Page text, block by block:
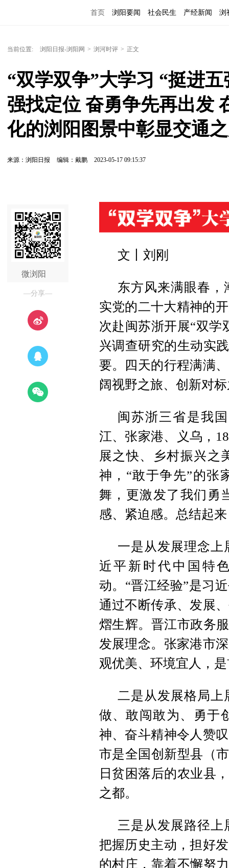
首页 浏阳要闻 社会民生 产经新闻 浏
当前位置: 浏阳日报-浏阳网 > 浏河时评 > 正文
“双学双争”大学习 “挺进
强找定位 奋勇争先再出发
化的浏阳图景中彰显交通
来源：浏阳日报 编辑：戴鹏 2023-05-17 09:15:37
微浏阳
—分享—
文丨刘刚
东方风来满眼春
实党的二十大精神的
次赴闽苏浙开展“双学
兴调查研究的生动实
要。四天的行程满满
阔视野之旅、创新对
闽苏浙三省是我
江、张家港、义乌，
展之快、乡村振兴之
神，“敢于争先”的张
舞，更激发了我们勇
感、紧迫感。总结起
一是从发展理念
近平新时代中国特
动。“晋江经验”是习
通过不断传承、发展
熠生辉。晋江市政务
发展理念。张家港市
观优美、环境宜人，
二是从发展格局上
做、敢闯敢为、勇于
神、奋斗精神令人赞
市是全国创新型县（
日贫困落后的农业县
之都。
三是从发展路径
把握历史主动，担好
的村庄，靠着不懈努